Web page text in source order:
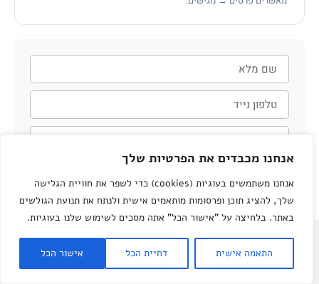
אנחנו מכבדים את הפרטיות שלך
אנחנו משתמשים בעוגיות (cookies) כדי לשפר את חוויית הגלישה
שלך, להציג תוכן ופרסומות מותאמים אישית ולנתח את תנועת הגולשים
באתר. בלחיצה על "אישור הכל" אתה מסכים לשימוש שלנו בעוגיות.
התאמה אישית דחיית הכל אישור הכל
חזרו אליי
2026 כל הזכויות שמורות סמארטביל
סמארטביל